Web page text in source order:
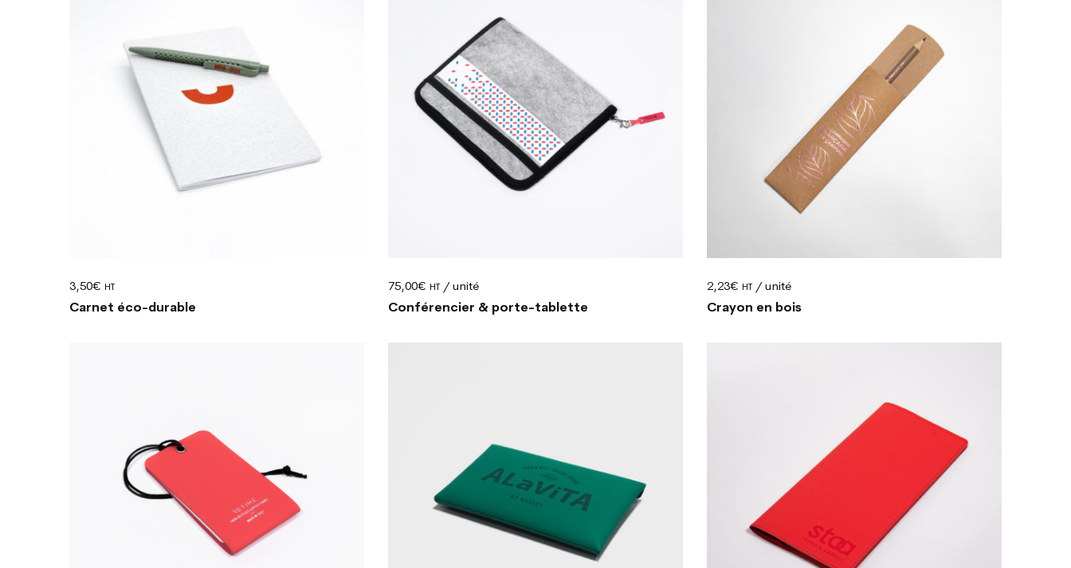
3,50€ HT
Carnet éco-durable
75,00€ HT / unité
Conférencier & porte-tablette
2,23€ HT / unité
Crayon en bois